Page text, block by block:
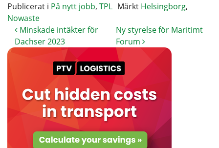
Publicerat i På nytt jobb, TPL Märkt Helsingborg,
Nowaste
Minskade intäkter för
Dachser 2023
Ny styrelse för Maritimt
Forum